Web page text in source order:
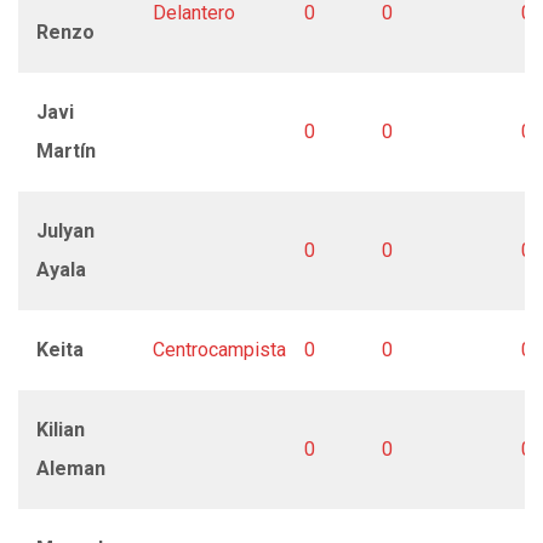
Renzo
Delantero 0 0 0
Javi
Martín
0 0 0
Julyan
Ayala
0 0 0
Keita Centrocampista 0 0 0
Kilian
Aleman
0 0 0